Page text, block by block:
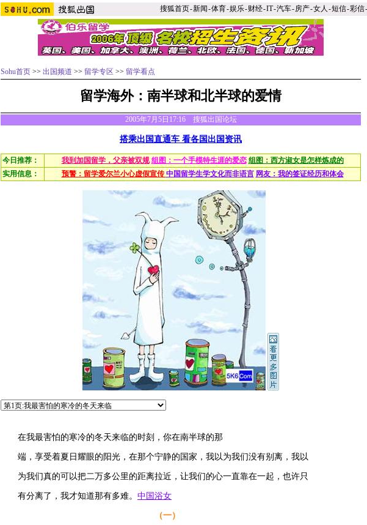
搜狐首页-新闻-体育-娱乐-财经-IT-汽车-房产-女人 -短信-彩信-
Sohu首页 >> 出国频道 >> 留学专区 >> 留学看点
留学海外：南半球和北半球的爱情
2005年7月5日17:16 搜狐出国论坛
搭乘出国直通车 看各国出国资讯
今日推荐： 我到加国留学，父亲被双规 组图：一个手模特生涯的爱恋 组图：西方淑女是怎样炼成的
实用信息：
预警：留学爱尔兰小心虚假宣传 中国留学生学文化而非语言 网友：我的签证经历和体会
在我最害怕的寒冷的冬天来临的时刻，你在南半球的那
端，享受着夏日耀眼的阳光，在那个宁静的国家，我以为我们没有别离，我以
为我们真的可以把二万多公里的距离拉近，让我们的心一直靠在一起，也许只
有分离了，我才知道那有多难。 中国浴女
（一）